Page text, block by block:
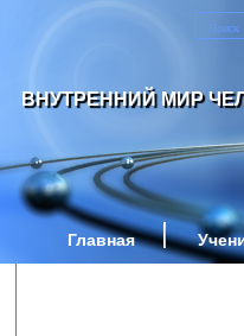
ВНУТРЕННИЙ МИР
Главная